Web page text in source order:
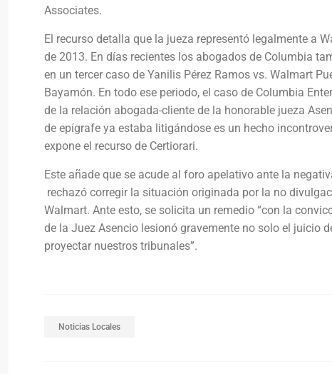
Associates.
El recurso detalla que la jueza representó legalmente a
de 2013. En días recientes los abogados de Columbia
en un tercer caso de Yanilis Pérez Ramos vs. Walmart
Bayamón. En todo ese periodo, el caso de Columbia
de la relación abogada-cliente de la honorable jueza
de epígrafe ya estaba litigándose es un hecho
expone el recurso de Certiorari.
Este añade que se acude al foro apelativo ante la
rechazó corregir la situación originada por la no
Walmart. Ante esto, se solicita un remedio “con la
de la Juez Asencio lesionó gravemente no solo el juicio
proyectar nuestros tribunales”.
Noticias Locales